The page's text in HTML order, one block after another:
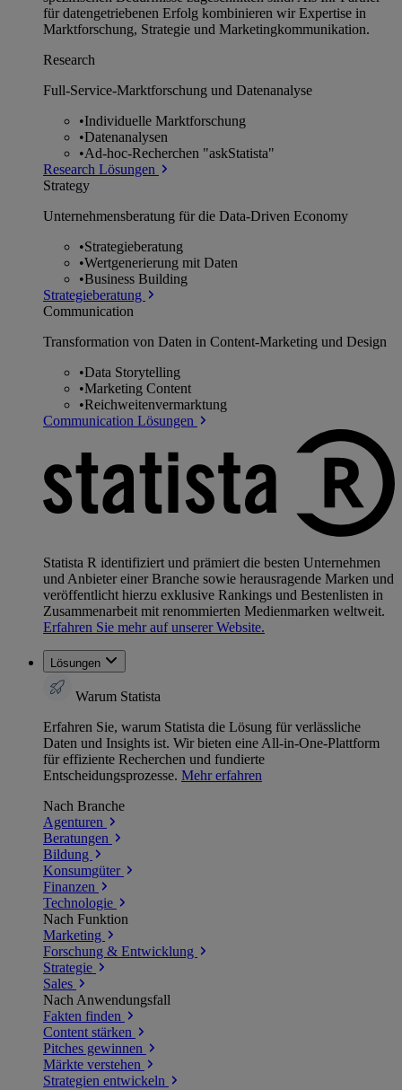
für datengetriebenen Erfolg kombinieren wir Expertise in
Marktforschung, Strategie und Marketingkommunikation.
Research
Full-Service-Marktforschung und Datenanalyse
•Individuelle Marktforschung
•Datenanalysen
•Ad-hoc-Recherchen "askStatista"
Research Lösungen
Strategy
Unternehmens­beratung für die Data-Driven Economy
•Strategieberatung
•Wertgenerierung mit Daten
•Business Building
Strategieberatung
Communication
Transformation von Daten in Content-Marketing und Design
•Data Storytelling
•Marketing Content
•Reichweitenvermarktung
Communication Lösungen
Statista R identifiziert und prämiert die besten Unternehmen
und Anbieter einer Branche sowie herausragende Marken und
veröffentlicht hierzu exklusive Rankings und Bestenlisten in
Zusammenarbeit mit renommierten Medienmarken weltweit.
Erfahren Sie mehr auf unserer Website.
Lösungen
Warum Statista
Erfahren Sie, warum Statista die Lösung für verlässliche
Daten und Insights ist. Wir bieten eine All-in-One-Plattform
für effiziente Recherchen und fundierte
Entscheidungsprozesse. Mehr erfahren
Nach Branche
Agenturen
Beratungen
Bildung
Konsumgüter
Finanzen
Technologie
Nach Funktion
Marketing
Forschung & Entwicklung
Strategie
Sales
Nach Anwendungsfall
Fakten finden
Content stärken
Pitches gewinnen
Märkte verstehen
Strategien entwickeln